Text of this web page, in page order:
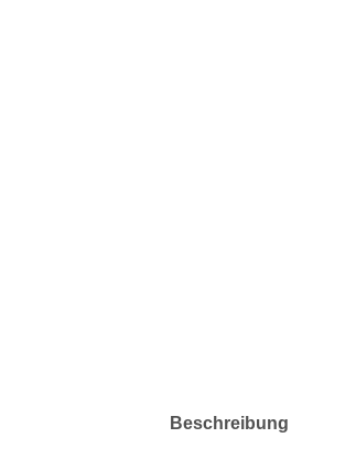
Beschreibung